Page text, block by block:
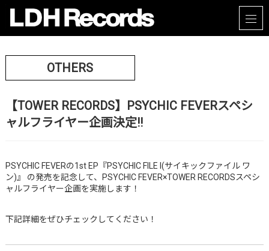
OTHERS
【TOWER RECORDS】PSYCHIC FEVERスペシ
ャルフライヤー企画決定!!
PSYCHIC FEVERの1st EP『PSYCHIC FILE I(サイキックファイル ワ
ン)』 の発売を記念して、PSYCHIC FEVER×TOWER RECORDSスペシ
ャルフライヤー企画を実施します！
下記詳細をぜひチェックしてください！